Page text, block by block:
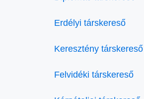
Erdélyi társkereső
Keresztény társkereső
Felvidéki társkereső